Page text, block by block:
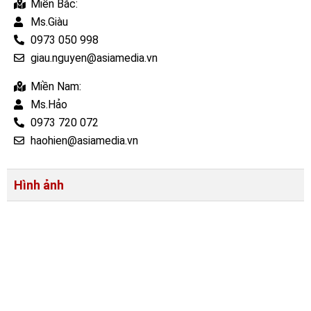
Miền Bắc:
Ms.Giàu
0973 050 998
giau.nguyen@asiamedia.vn
Miền Nam:
Ms.Hảo
0973 720 072
haohien@asiamedia.vn
Hình ảnh